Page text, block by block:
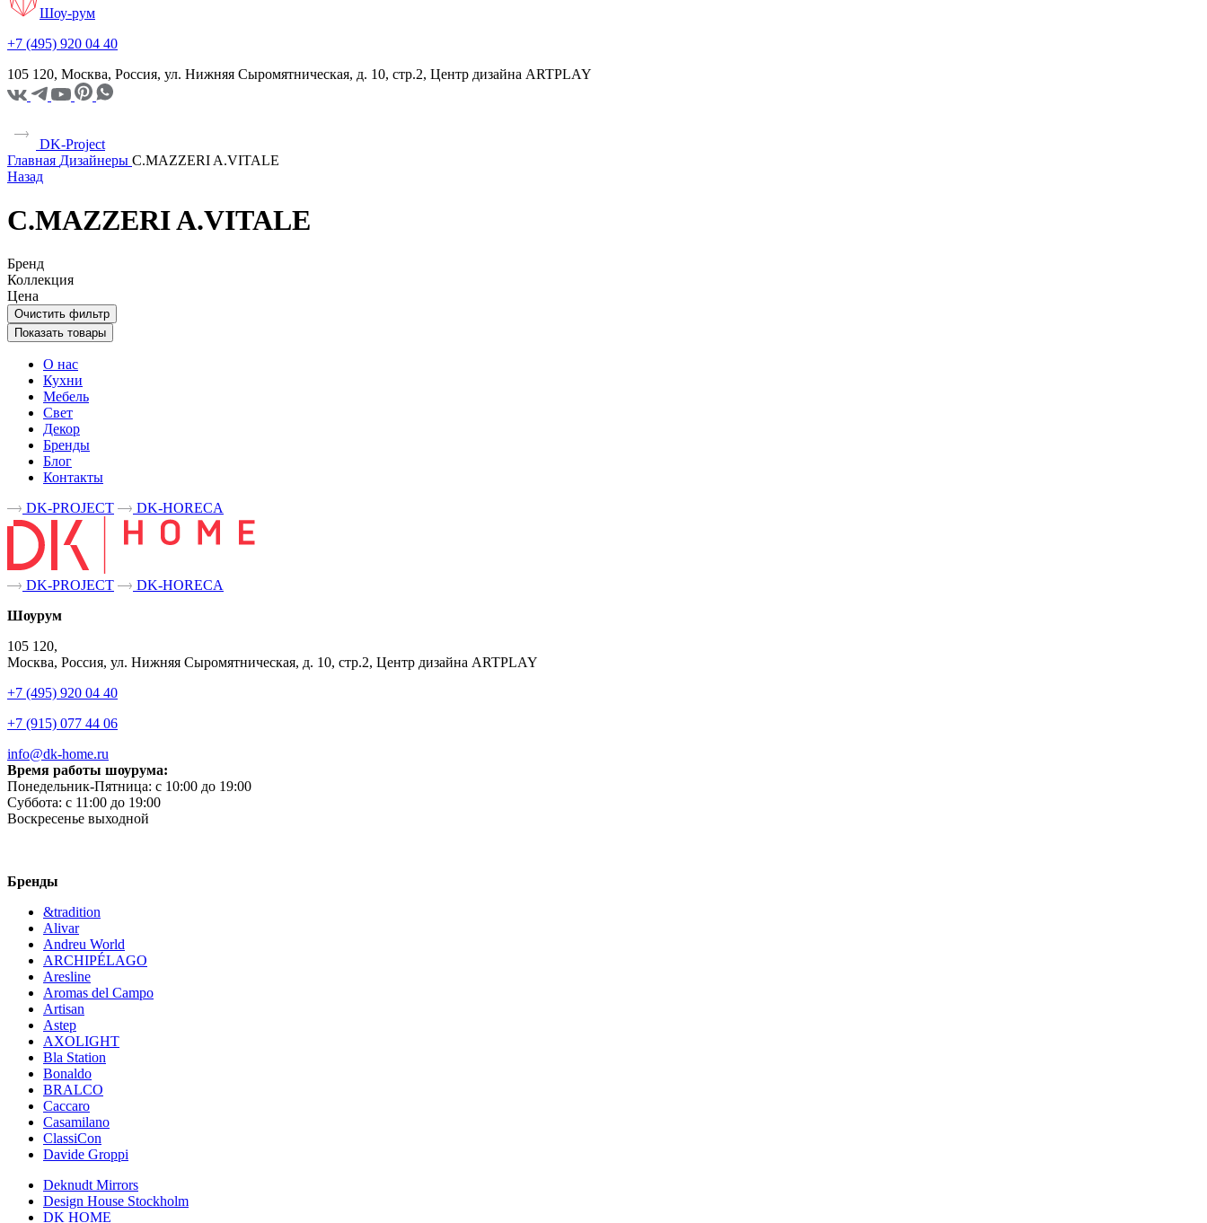
Шоу-рум
+7 (495) 920 04 40
105 120, Москва, Россия, ул. Нижняя Сыромятническая, д. 10, стр.2, Центр дизайна ARTPLAY
DK-Project
Главная Дизайнеры C.MAZZERI A.VITALE
Назад
C.MAZZERI A.VITALE
Бренд
Коллекция
Цена
Очистить фильтр
Показать товары
О нас
Кухни
Мебель
Свет
Декор
Бренды
Блог
Контакты
DK-PROJECT
DK-HORECA
DK-PROJECT
DK-HORECA
Шоурум
105 120,
Москва, Россия, ул. Нижняя Сыромятническая, д. 10, стр.2, Центр дизайна ARTPLAY
+7 (495) 920 04 40
+7 (915) 077 44 06
info@dk-home.ru
Время работы шоурума:
Понедельник-Пятница: c 10:00 до 19:00
Суббота: c 11:00 до 19:00
Воскресенье выходной
Бренды
&tradition
Alivar
Andreu World
ARCHIPÉLAGO
Aresline
Aromas del Campo
Artisan
Astep
AXOLIGHT
Bla Station
Bonaldo
BRALCO
Caccaro
Casamilano
ClassiCon
Davide Groppi
Deknudt Mirrors
Design House Stockholm
DK HOME